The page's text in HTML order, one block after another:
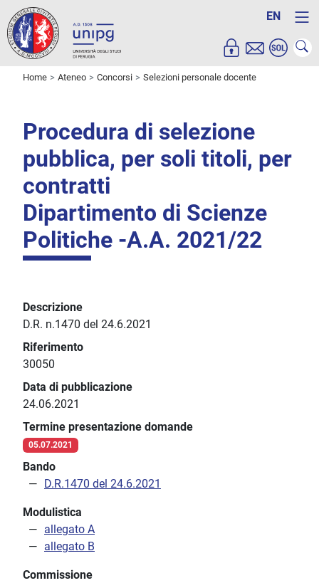
EN
Home Ateneo Concorsi Selezioni personale docente
Procedura di selezione
pubblica, per soli titoli, per
contratti
Dipartimento di Scienze
Politiche -A.A. 2021/22
Descrizione
D.R. n.1470 del 24.6.2021
Riferimento
30050
Data di pubblicazione
24.06.2021
Termine presentazione domande
05.07.2021
Bando
D.R.1470 del 24.6.2021
Modulistica
allegato A
allegato B
Commissione